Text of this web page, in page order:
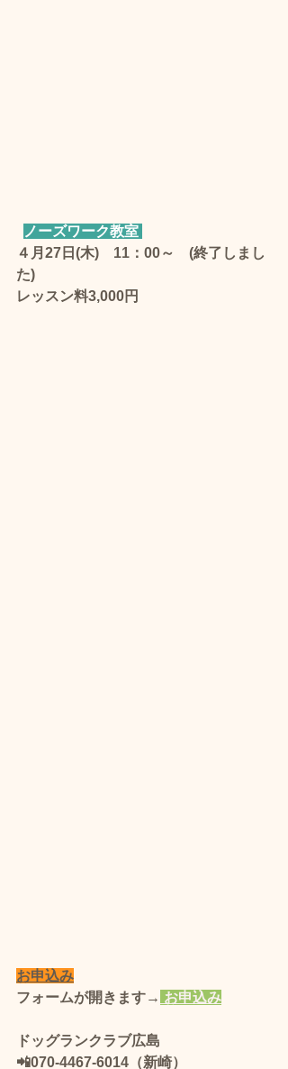
ノーズワーク教室
４月27日(木)　11：00～　(終了しまし
た)
レッスン料3,000円
お申込み
フォームが開きます→ お申込み
ドッグランクラブ広島
📲070-4467-6014（新崎）